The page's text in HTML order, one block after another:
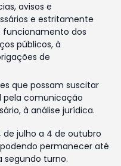
avisos e
e estritamente
funcionamento dos
públicos, à
de
que possam suscitar
pela comunicação
à análise jurídica.
de julho a 4 de outubro
permanecer até
segundo turno.